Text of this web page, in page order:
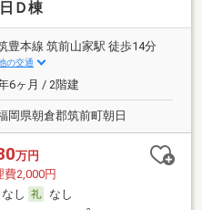
Ｄ棟
豊本線 筑前山家駅 徒歩14分
の交通
6ヶ月 / 2階建
岡県朝倉郡筑前町朝日
万円
費2,000円
なし
なし